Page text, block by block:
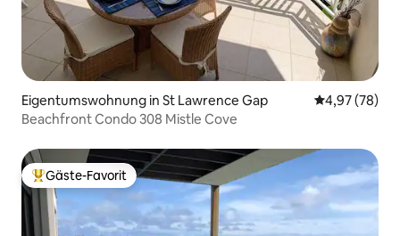
Eigentumswohnung in St Lawrence Gap
4,97 (78)
Beachfront Condo 308 Mistle Cove
Beliebter Gäste-Favorit.
Gäste-Favorit